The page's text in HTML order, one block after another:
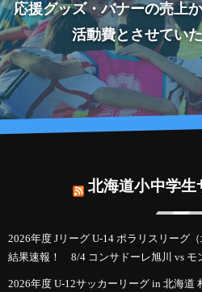
応援グッズ・バナーの売上
活動費とさせてい
北海道小中学生
2026年度 Jリーグ U-14 ポラリスリーグ
結果速報！ 8/4 コンサドーレ旭川 vs モ
2026年度 U-12サッカーリーグ in 北海